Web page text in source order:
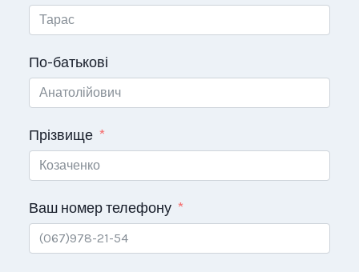
По-батькові
Прізвище
Ваш номер телефону